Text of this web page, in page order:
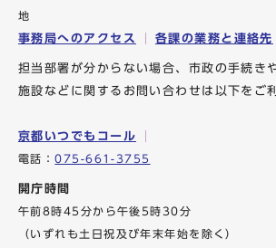
地
事務局へのアクセス 各課の業務と連絡先
担当部署が分からない場合、市政の手続き
施設などに関するお問い合わせは以下をご
京都いつでもコール
電話：075-661-3755
開庁時間
午前8時45分から午後5時30分
（いずれも土日祝及び年末年始を除く）